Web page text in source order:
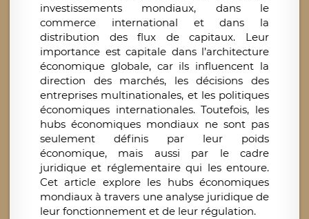
investissements mondiaux, dans le
commerce international et dans la
distribution des flux de capitaux. Leur
importance est capitale dans l’architecture
économique globale, car ils influencent la
direction des marchés, les décisions des
entreprises multinationales, et les politiques
économiques internationales. Toutefois, les
hubs économiques mondiaux ne sont pas
seulement définis par leur poids
économique, mais aussi par le cadre
juridique et réglementaire qui les entoure.
Cet article explore les hubs économiques
mondiaux à travers une analyse juridique de
leur fonctionnement et de leur régulation.